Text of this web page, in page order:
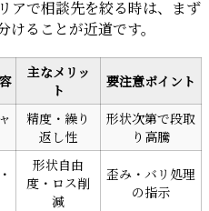
アで相談先を絞る時は、まず
けることが近道です。
主なメリッ
ト
要注意ポイント
精度・繰り
返し性
形状次第で段取
り高騰
形状自由
度・ロス削
減
歪み・バリ処理
の指示